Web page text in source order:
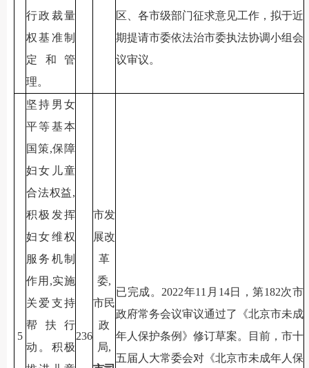
行政裁量
权基准制
定和管
理。
区、各市级部门征求意见工作，拟于近
期提请市委依法治市委执法协调小组会
议审议。
5
坚持男女
平等基本
国策,保障
妇女儿童
合法权益,
积极发挥
妇女维权
服务机制
作用,实施
关爱支持
帮扶行
动。积极
236
市发
展改
革
委,
市民
政
局,
已完成。2022年11月14日，第182次市
政府常务会议审议通过了《北京市未成
年人保护条例》修订草案。目前，市十
五届人大常委会对《北京市未成年人保